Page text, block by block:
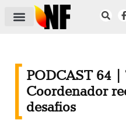
PODCAST 64 |
Coordenador
desafios